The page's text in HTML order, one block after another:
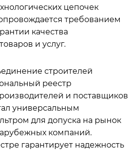
цепочек
требованием
качества
и услуг.
строителей
реестр
и поставщиков
универсальным
для допуска на рынок
компаний.
гарантирует надежность